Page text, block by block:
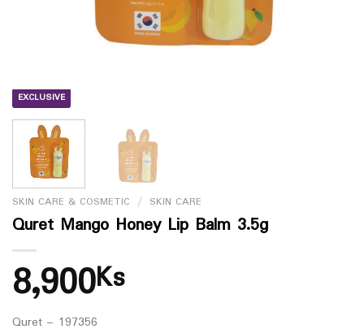
EXCLUSIVE
SKIN CARE & COSMETIC / SKIN CARE
Quret Mango Honey Lip Balm 3.5g
8,900Ks
Quret – 197356